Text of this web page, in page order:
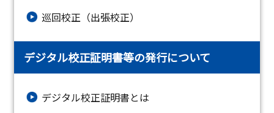
巡回校正（出張校正）
デジタル校正証明書等の発行について
デジタル校正証明書とは